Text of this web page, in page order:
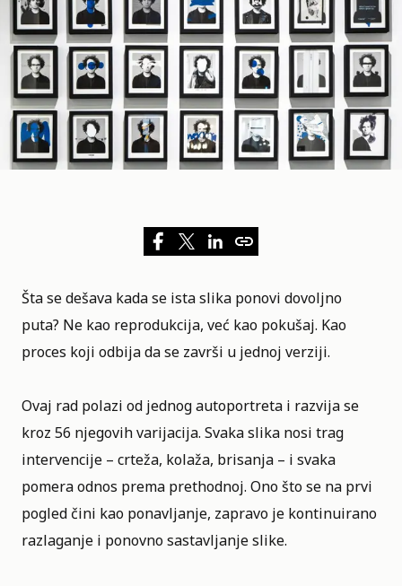
Šta se dešava kada se ista slika ponovi dovoljno
puta? Ne kao reprodukcija, već kao pokušaj. Kao
proces koji odbija da se završi u jednoj verziji.
Ovaj rad polazi od jednog autoportreta i razvija se
kroz 56 njegovih varijacija. Svaka slika nosi trag
intervencije – crteža, kolaža, brisanja – i svaka
pomera odnos prema prethodnoj. Ono što se na prvi
pogled čini kao ponavljanje, zapravo je kontinuirano
razlaganje i ponovno sastavljanje slike.